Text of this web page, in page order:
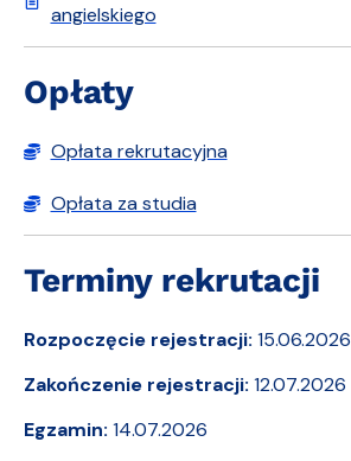
angielskiego
Opłaty
Opłata rekrutacyjna
Opłata za studia
Terminy rekrutacji
Rozpoczęcie rejestracji: 15.06.2026
Zakończenie rejestracji: 12.07.2026
Egzamin: 14.07.2026